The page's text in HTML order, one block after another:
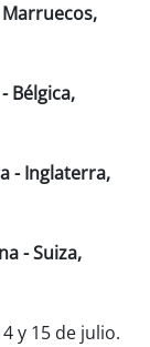
Bélgica,
- Inglaterra,
- Suiza,
y 15 de julio.